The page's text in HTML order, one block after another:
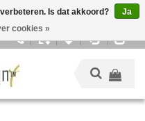
Is dat akkoord?
Ja
cookies »